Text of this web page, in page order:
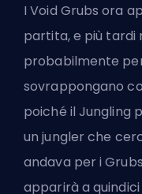
I Void Grubs ora
partita, e più tardi
probabilmente
sovrappongano
poiché il Jungling
unjunglerche
andava per i
apparirà a